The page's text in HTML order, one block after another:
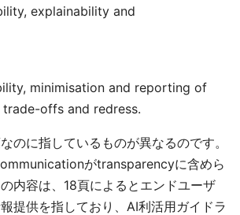
explainability and
minimisation and reporting of
offs and redress.
のに指しているものが異なるのです。
がtransparencyに含めら
内容は、18頁によるとエンドユーザ
提供を指しており、AI利活用ガイドラ